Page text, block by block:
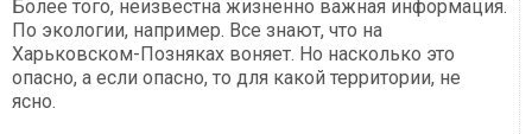
Более того, неизвестна жизненно важная информация.
По экологии, например. Все знают, что на
Харьковском-Позняках воняет. Но насколько это
опасно, а если опасно, то для какой территории, не
ясно.